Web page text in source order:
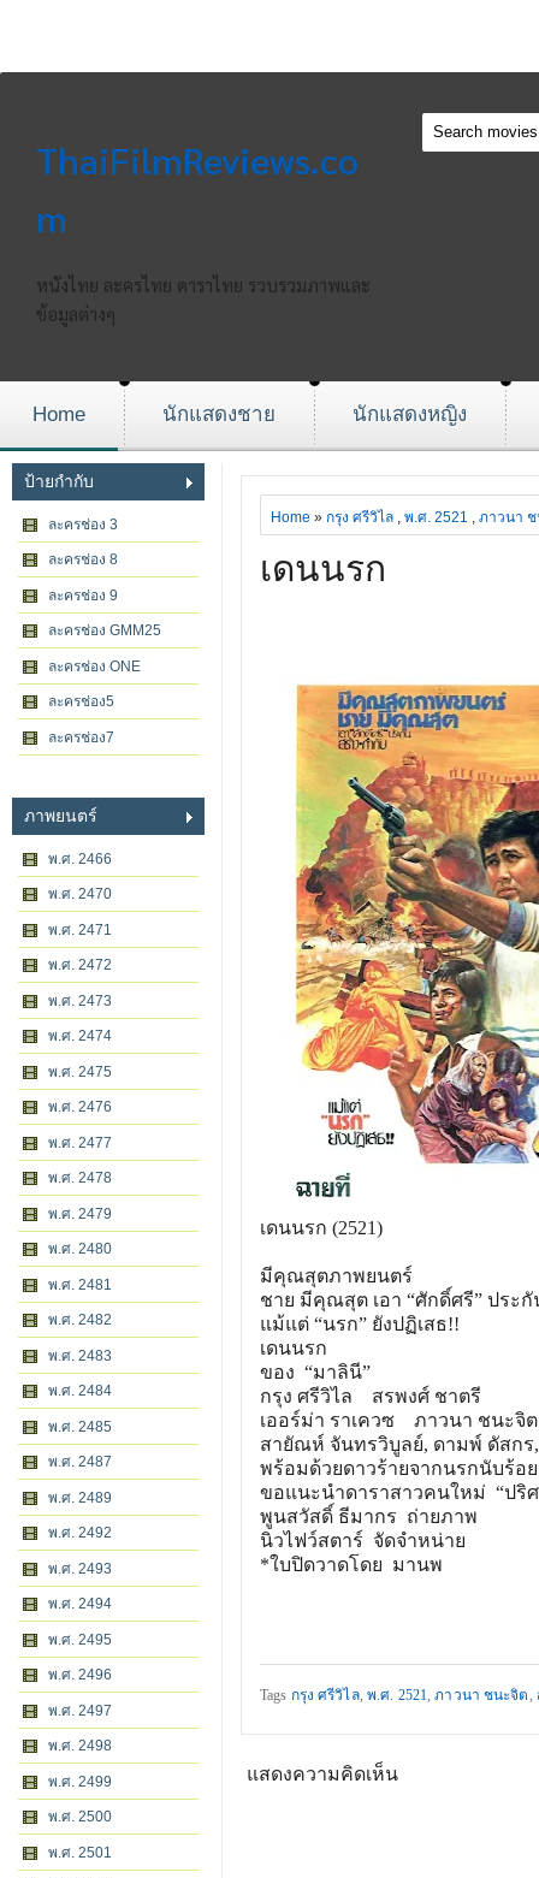
ThaiFilmReviews.co
m
หนังไทย ละครไทย ดาราไทย รวบรวมภาพและ
ข้อมูลต่างๆ
Home นักแสดงชาย นักแสดงหญิง
ป้ายกำกับ
ละครช่อง 3
ละครช่อง 8
ละครช่อง 9
ละครช่อง GMM25
ละครช่อง ONE
ละครช่อง5
ละครช่อง7
ภาพยนตร์
พ.ศ. 2466
พ.ศ. 2470
พ.ศ. 2471
พ.ศ. 2472
พ.ศ. 2473
พ.ศ. 2474
พ.ศ. 2475
พ.ศ. 2476
พ.ศ. 2477
พ.ศ. 2478
พ.ศ. 2479
พ.ศ. 2480
พ.ศ. 2481
พ.ศ. 2482
พ.ศ. 2483
พ.ศ. 2484
พ.ศ. 2485
พ.ศ. 2487
พ.ศ. 2489
พ.ศ. 2492
พ.ศ. 2493
พ.ศ. 2494
พ.ศ. 2495
พ.ศ. 2496
พ.ศ. 2497
พ.ศ. 2498
พ.ศ. 2499
พ.ศ. 2500
พ.ศ. 2501
Home » กรุง ศรีวิไล , พ.ศ. 2521 , ภาวนา
เดนนรก
เดนนรก (2521)
มีคุณสุตภาพยนตร์
ชาย มีคุณสุต เอา “ศักดิ์ศรี” ประ
แม้แต่ “นรก” ยังปฏิเสธ!!
เดนนรก
ของ “มาลินี”
กรุง ศรีวิไล สรพงศ์ ชาตรี
เออร์ม่า ราเควซ ภาวนา ชนะจิต
สายัณห์ จันทรวิบูลย์, ดามพ์ ดัสกร
พร้อมด้วยดาวร้ายจากนรกนับร้อย
ขอแนะนำดาราสาวคนใหม่ “ปริ
พูนสวัสดิ์ ธีมากร ถ่ายภาพ
นิวไฟว์สตาร์ จัดจำหน่าย
*ใบปิดวาดโดย มานพ
Tags กรุง ศรีวิไล, พ.ศ. 2521,ภาวนา ชนะจิต,
แสดงความคิดเห็น